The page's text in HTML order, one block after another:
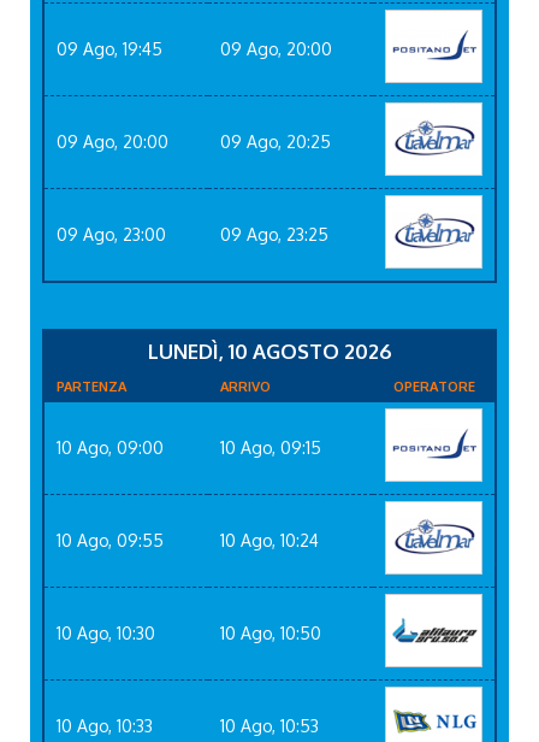
09 Ago, 19:45 09 Ago, 20:00
09 Ago, 20:00 09 Ago, 20:25
09 Ago, 23:00 09 Ago, 23:25
LUNEDÌ, 10 AGOSTO 2026
PARTENZA ARRIVO OPERATORE
10 Ago, 09:00 10 Ago, 09:15
10 Ago, 09:55 10 Ago, 10:24
10 Ago, 10:30 10 Ago, 10:50
10 Ago, 10:33 10 Ago, 10:53